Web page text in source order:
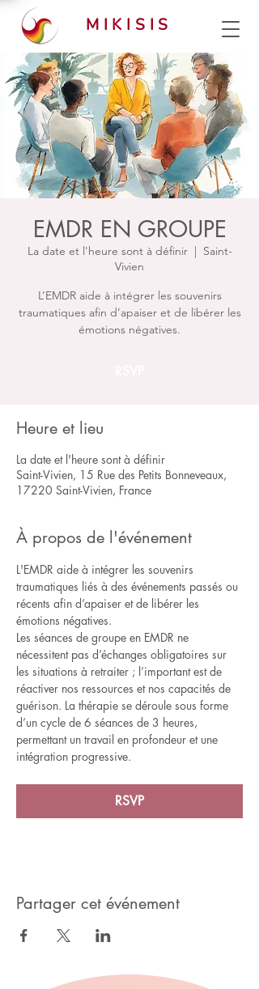
MIKISIS
EMDR EN GROUPE
La date et l'heure sont à définir
  |
Saint-
Vivien
L’EMDR aide à intégrer les souvenirs
traumatiques afin d’apaiser et de libérer les
émotions négatives.
Heure et lieu
La date et l'heure sont à définir
Saint-Vivien, 15 Rue des Petits Bonneveaux,
17220 Saint-Vivien, France
À propos de l'événement
L'EMDR aide à intégrer les souvenirs
traumatiques liés à des événements passés ou
récents afin d’apaiser et de libérer les
émotions négatives.
Les séances de groupe en EMDR ne
nécessitent pas d’échanges obligatoires sur
les situations à retraiter ; l’important est de
réactiver nos ressources et nos capacités de
guérison. La thérapie se déroule sous forme
d’un cycle de 6 séances de 3 heures,
permettant un travail en profondeur et une
intégration progressive.
RSVP
Partager cet événement